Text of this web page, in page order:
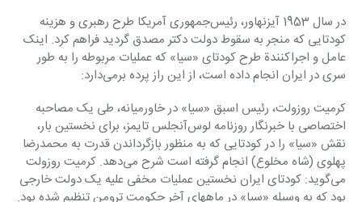
در سال 1953 آیزنهاور، رئیس‌جمهوری آمریکا طرح رهبری و هزینه
کودتایی که منجر به سقوط دولت ‏دکتر مصدق گردید فراهم کرد. اینک
عامل و اجراکنندة طرح کودتای «سیا» که عملیات مربوطه را به طور
‏سری در ایران انجام داده است، از این راز پرده برمی‌دارد:‏
کرمیت روزولت، رئیس اسبق «سیا» در خاورمیانه، طی یک مصاحبه
اختصاصی با خبرنگار روزنامه ‏لوس‌آنجلس تایمز، برای نخستین بار،
نقش «سیا» را در کودتایی که به منظور بازگرداندن قدرت به ‏محمدرضا
پهلوی (شاه مخلوع) انجام گرفته است شرح می‌دهد. کرمیت روزولت
می‌گوید: کودتای ایران ‏نخستین عملیات مخفی علیه یک دولت خارجی
بود که به وسیله «سیا» در ماههای آخر حکومت ترومن ‏تنظیم شده بود.‏